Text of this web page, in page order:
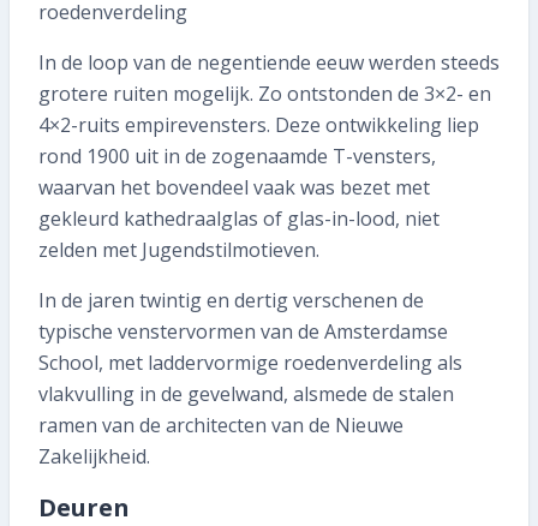
roedenverdeling
In de loop van de negentiende eeuw werden steeds
grotere ruiten mogelijk. Zo ontstonden de 3×2- en
4×2-ruits empirevensters. Deze ontwikkeling liep
rond 1900 uit in de zogenaamde T-vensters,
waarvan het bovendeel vaak was bezet met
gekleurd kathedraalglas of glas-in-lood, niet
zelden met Jugendstilmotieven.
In de jaren twintig en dertig verschenen de
typische venstervormen van de Amsterdamse
School, met laddervormige roedenverdeling als
vlakvulling in de gevelwand, alsmede de stalen
ramen van de architecten van de Nieuwe
Zakelijkheid.
Deuren